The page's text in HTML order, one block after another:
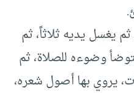
يغسل يديه ثلاثاً، ثم
وضوءه للصلاة، ثم
يروي بها أصول شعره،